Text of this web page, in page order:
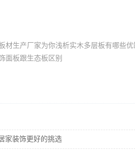
材生产厂家为你浅析实木多层板有哪些优
面板跟生态板区别
家装饰更好的挑选